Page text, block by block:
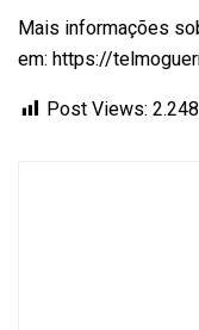
Mais informações
em: https://
Post Views: 2.248